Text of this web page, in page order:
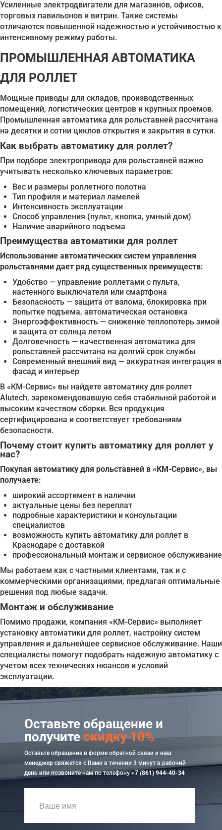
Усиленные электродвигатели для магазинов, офисов,
торговых павильонов и витрин. Такие системы
отличаются повышенной надежностью и устойчивостью к
интенсивному режиму работы.
ПРОМЫШЛЕННАЯ АВТОМАТИКА
ДЛЯ РОЛЛЕТ
Мощные приводы для складов, производственных
помещений, логистических центров и крупных проемов.
Промышленная автоматика для рольставней рассчитана
на десятки и сотни циклов открытия и закрытия в сутки.
Как выбрать автоматику для роллет?
При подборе электропривода для рольставней важно
учитывать несколько ключевых параметров:
Вес и размеры роллетного полотна
Тип профиля и материал ламелей
Интенсивность эксплуатации
Способ управления (пульт, кнопка, умный дом)
Наличие аварийного подъема
Преимущества автоматики для роллет
Использование автоматических систем управления
рольставнями дает ряд существенных преимуществ:
Удобство — управление роллетами с пульта,
настенного выключателя или смартфона
Безопасность — защита от взлома, блокировка при
попытке подъема, автоматическая остановка
Энергоэффективность — снижение теплопотерь зимой
и защита от солнца летом
Долговечность — качественная автоматика для
рольставней рассчитана на долгий срок службы
Современный внешний вид — аккуратная интеграция в
фасад и интерьер
В «КМ-Сервис» вы найдете автоматику для роллет
Alutech, зарекомендовавшую себя стабильной работой и
высоким качеством сборки. Вся продукция
сертифицирована и соответствует требованиям
безопасности.
Почему стоит купить автоматику для роллет у
нас?
Покупая автоматику для рольставней в «КМ-Сервис», вы
получаете:
широкий ассортимент в наличии
актуальные цены без переплат
подробные характеристики и консультации
специалистов
возможность купить автоматику для роллет в
Краснодаре с доставкой
профессиональный монтаж и сервисное обслуживание
Мы работаем как с частными клиентами, так и с
коммерческими организациями, предлагая оптимальные
решения под любые задачи.
Монтаж и обслуживание
Помимо продажи, компания «КМ-Сервис» выполняет
установку автоматики для роллет, настройку систем
управления и дальнейшее сервисное обслуживание. Наши
специалисты помогут подобрать надежную автоматику с
учетом всех технических нюансов и условий
эксплуатации.
Оставьте обращение и
получитескидку 10%
Оставьте обращение в форме обратной связи и наш
менеджер свяжется с Вами в течении 3 минут в рабочий
день или позвоните нам по телефону+7 (861) 944-40-34